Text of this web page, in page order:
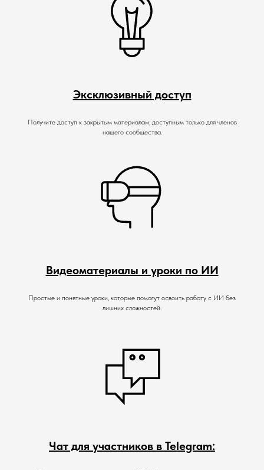
Эксклюзивный доступ
Получите доступ к закрытым материалам, доступным только для членов
нашего сообщества.
Видеоматериалы и уроки по ИИ
Простые и понятные уроки, которые помогут освоить работу с ИИ без
лишних сложностей.
Чат для участников в Telegram: